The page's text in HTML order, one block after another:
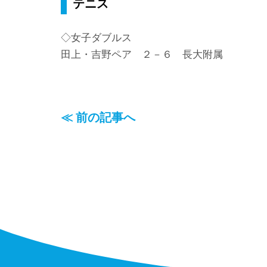
テニス
◇女子ダブルス
田上・吉野ペア ２－６ 長大附属
≪ 前の記事へ